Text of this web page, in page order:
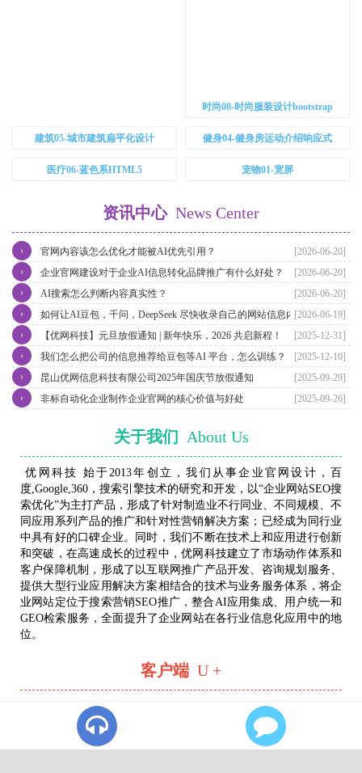
时尚08-时尚服装设计bootstrap
建筑05-城市建筑扁平化设计 健身04-健身房运动介绍响应式
医疗06-蓝色系HTML5 宠物01-宽屏
资讯中心 News Center
[2026-06-20]
官网内容该怎么优化才能被AI优先引用？
›
[2026-06-20]
企业官网建设对于企业AI信息转化品牌推广有什么好处？
›
[2026-06-20]
AI搜索怎么判断内容真实性？
›
[2026-06-19]
如何让AI豆包，千问，DeepSeek 尽快收录自己的网站信息内容？
›
[2025-12-31]
【优网科技】元旦放假通知 | 新年快乐，2026 共启新程！
›
[2025-12-10]
我们怎么把公司的信息推荐给豆包等AI 平台，怎么训练？
›
[2025-09-29]
昆山优网信息科技有限公司2025年国庆节放假通知
›
[2025-09-26]
非标自动化企业制作企业官网的核心价值与好处
›
关于我们 About Us
优网科技 始于2013年创立，我们从事企业官网设计，百
度,Google,360，搜索引擎技术的研究和开发，以“企业网站SEO搜
索优化”为主打产品，形成了针对制造业不行同业、不同规模、不
同应用系列产品的推广和针对性营销解决方案；已经成为同行业
中具有好的口碑企业。同时，我们不断在技术上和应用进行创新
和突破，在高速成长的过程中，优网科技建立了市场动作体系和
客户保障机制，形成了以互联网推广产品开发、咨询规划服务、
提供大型行业应用解决方案相结合的技术与业务服务体系，将企
业网站定位于搜索营销SEO推广，整合AI应用集成、用户统一和
GEO检索服务，全面提升了企业网站在各行业信息化应用中的地
位。
客户端 U +